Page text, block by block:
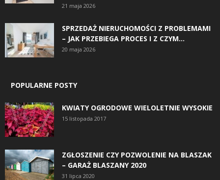
21 maja 2026
SPRZEDAŻ NIERUCHOMOŚCI Z PROBLEMAMI
– JAK PRZEBIEGA PROCES I Z CZYM...
20 maja 2026
POPULARNE POSTY
KWIATY OGRODOWE WIELOLETNIE WYSOKIE
15 listopada 2017
ZGŁOSZENIE CZY POZWOLENIE NA BLASZAK
– GARAŻ BLASZANY 2020
31 lipca 2020